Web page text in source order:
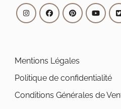
Mentions Légales
Politique de confidentialité
Conditions Générales de